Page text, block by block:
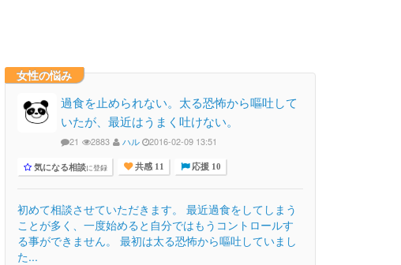
女性の悩み
過食を止められない。太る恐怖から嘔吐して
いたが、最近はうまく吐けない。
21 2883 ハル 2016-02-09 13:51
気になる相談に登録 共感 11 応援 10
初めて相談させていただきます。 最近過食をしてしまう
ことが多く、一度始めると自分ではもうコントロールす
る事ができません。 最初は太る恐怖から嘔吐していまし
た...